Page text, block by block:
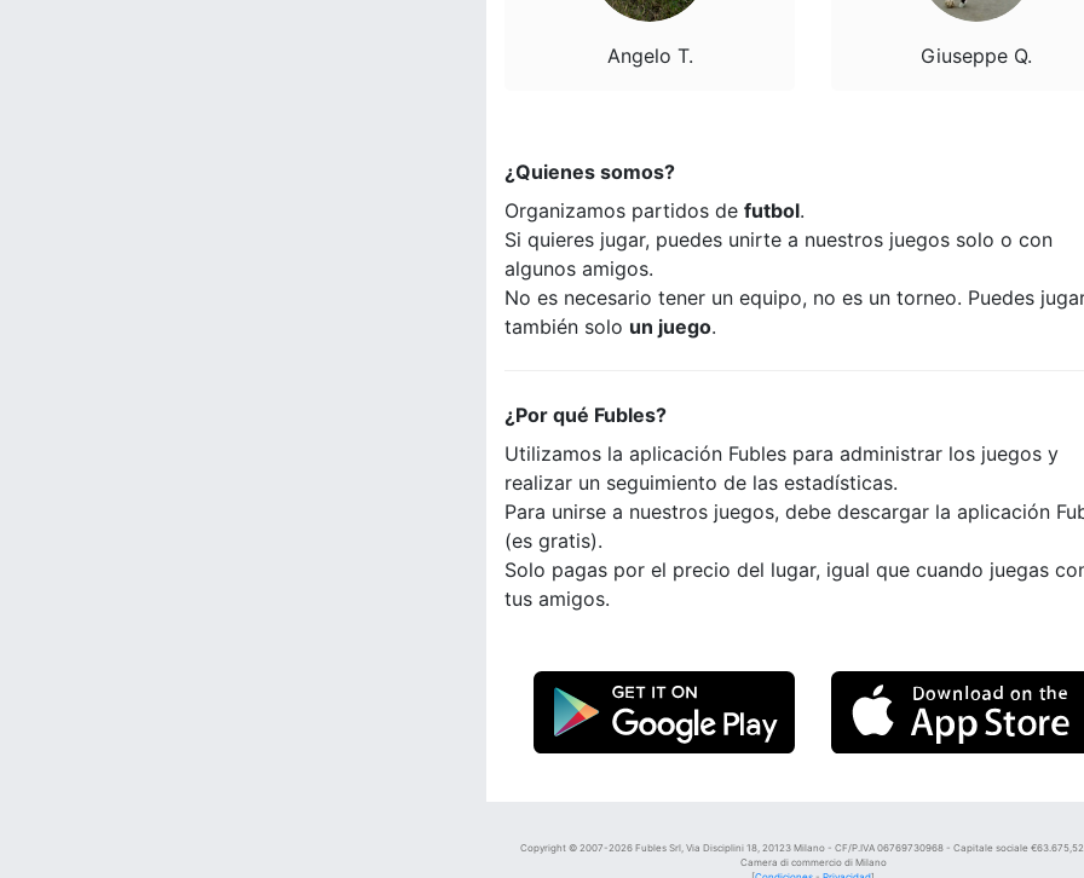
Angelo T. Giuseppe Q.
¿Quienes somos?
Organizamos partidos de futbol.
Si quieres jugar, puedes unirte a nuestros juegos solo o con
algunos amigos.
No es necesario tener un equipo, no es un torneo. Puedes
también solo un juego.
¿Por qué Fubles?
Utilizamos la aplicación Fubles para administrar los juegos y
realizar un seguimiento de las estadísticas.
Para unirse a nuestros juegos, debe descargar la aplicación
(es gratis).
Solo pagas por el precio del lugar, igual que cuando juegas
tus amigos.
Copyright © 2007-2026 Fubles Srl, Via Disciplini 18, 20123 Milano - CF/P.IVA 06769730968 - Capitale sociale
Camera di commercio di Milano